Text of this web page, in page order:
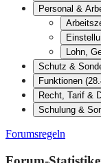
Personal &
Lohn,
Schutz &
Funktionen (
Recht, Tarif &
Schulung &
Forumsregeln